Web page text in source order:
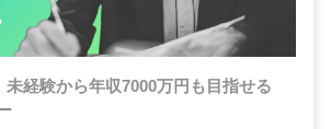
未経験から年収7000万円も目指せる